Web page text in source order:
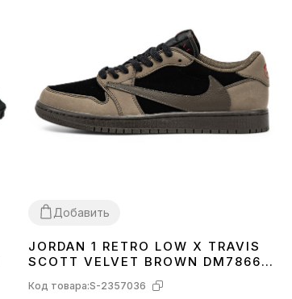
Добавить
40414245
JORDAN 1 RETRO LOW X TRAVIS
SCOTT VELVET BROWN DM7866-
Код товара:S-2357036